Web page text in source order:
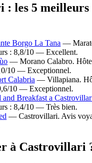
les 5 meilleurs
Borgo La Tana —
: 8,8/10 — Excellent.
— Morano Calabro.
10 — Exceptionnel.
Calabria — Villapiana.
10 — Exceptionnel.
Breakfast a
: 8,4/10 — Très bien.
— Castrovillari. Avis
à Castrovillari